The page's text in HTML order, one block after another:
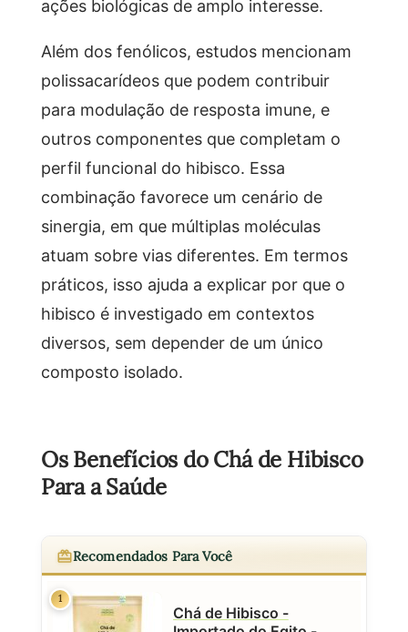
ações biológicas de amplo interesse.
Além dos fenólicos, estudos mencionam
polissacarídeos que podem contribuir
para modulação de resposta imune, e
outros componentes que completam o
perfil funcional do hibisco. Essa
combinação favorece um cenário de
sinergia, em que múltiplas moléculas
atuam sobre vias diferentes. Em termos
práticos, isso ajuda a explicar por que o
hibisco é investigado em contextos
diversos, sem depender de um único
composto isolado.
Os Benefícios do Chá de Hibisco
Para a Saúde
Recomendados Para Você
1
Chá de Hibisco -